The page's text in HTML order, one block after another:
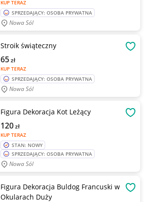
KUP TERAZ
SPRZEDAJĄCY: OSOBA PRYWATNA
Nowa Sól
Stroik świąteczny
KUP TERAZ
65zł
SPRZEDAJĄCY: OSOBA PRYWATNA
Nowa Sól
Figura Dekoracja Kot Leżący
KUP TERAZ
120zł
STAN: NOWY
SPRZEDAJĄCY: OSOBA PRYWATNA
Nowa Sól
Figura Dekoracja Buldog Francuski w
Okularach Duży